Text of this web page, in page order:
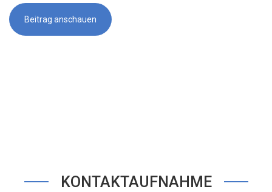
Beitrag anschauen
KONTAKTAUFNAHME